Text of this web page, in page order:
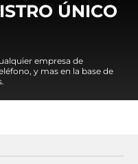
ÚNICO
empresa de
y mas en la base de